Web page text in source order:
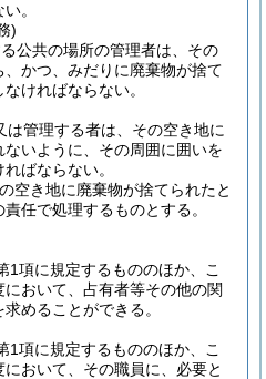
。
)
公共の場所の管理者は、その
かつ、みだりに廃棄物が捨て
ければならない。
は管理する者は、その空き地に
いように、その周囲に囲いを
ばならない。
空き地に廃棄物が捨てられたと
任で処理するものとする。
1項に規定するもののほか、こ
おいて、占有者等その他の関
めることができる。
1項に規定するもののほか、こ
おいて、その職員に、必要と